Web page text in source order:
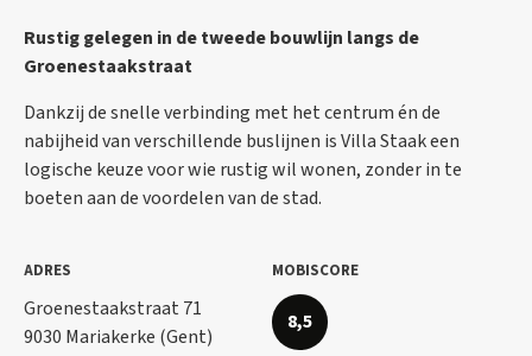
Rustig gelegen in de tweede bouwlijn langs de
Groenestaakstraat
Dankzij de snelle verbinding met het centrum én de
nabijheid van verschillende buslijnen is Villa Staak een
logische keuze voor wie rustig wil wonen, zonder in te
boeten aan de voordelen van de stad.
ADRES
Groenestaakstraat 71
9030 Mariakerke (Gent)
MOBISCORE
8,5